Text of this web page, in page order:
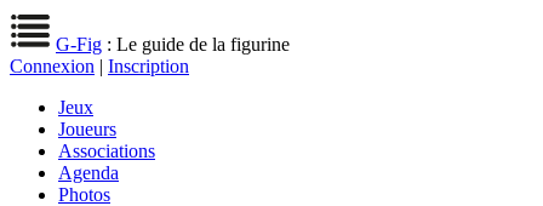
G-Fig : Le guide de la figurine
Connexion | Inscription
Jeux
Joueurs
Associations
Agenda
Photos